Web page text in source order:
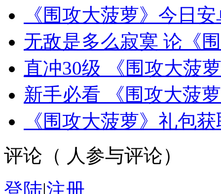
《围攻大菠萝》今日
无敌是多么寂寞 论《
直冲30级 《围攻大菠
新手必看 《围攻大菠
《围攻大菠萝》礼包
评论（ 人参与评论）
登陆|注册